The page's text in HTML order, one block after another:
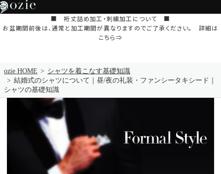
■ 裄丈詰め加工・刺繍加工について ■
お盆期間前後は、通常と加工期間が異なりますのでご了承ください。 詳細は
こちら⇒
ozie HOME
シャツを着こなす基礎知識
結婚式のシャツについて｜昼/夜の礼装・ファンシータキシード｜
シャツの基礎知識